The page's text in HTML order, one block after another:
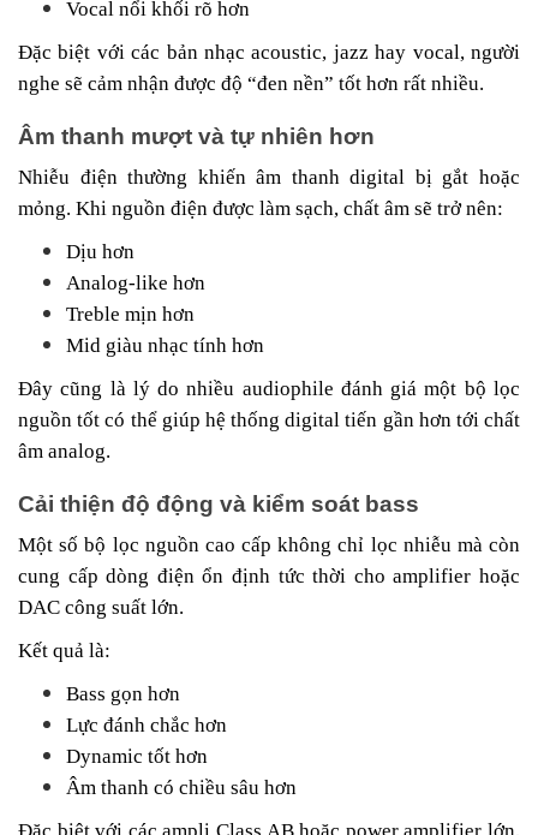
Vocal nổi khối rõ hơn
Đặc biệt với các bản nhạc acoustic, jazz hay vocal, người
nghe sẽ cảm nhận được độ “đen nền” tốt hơn rất nhiều.
Âm thanh mượt và tự nhiên hơn
Nhiễu điện thường khiến âm thanh digital bị gắt hoặc
mỏng. Khi nguồn điện được làm sạch, chất âm sẽ trở nên:
Dịu hơn
Analog-like hơn
Treble mịn hơn
Mid giàu nhạc tính hơn
Đây cũng là lý do nhiều audiophile đánh giá một bộ lọc
nguồn tốt có thể giúp hệ thống digital tiến gần hơn tới chất
âm analog.
Cải thiện độ động và kiểm soát bass
Một số bộ lọc nguồn cao cấp không chỉ lọc nhiễu mà còn
cung cấp dòng điện ổn định tức thời cho amplifier hoặc
DAC công suất lớn.
Kết quả là:
Bass gọn hơn
Lực đánh chắc hơn
Dynamic tốt hơn
Âm thanh có chiều sâu hơn